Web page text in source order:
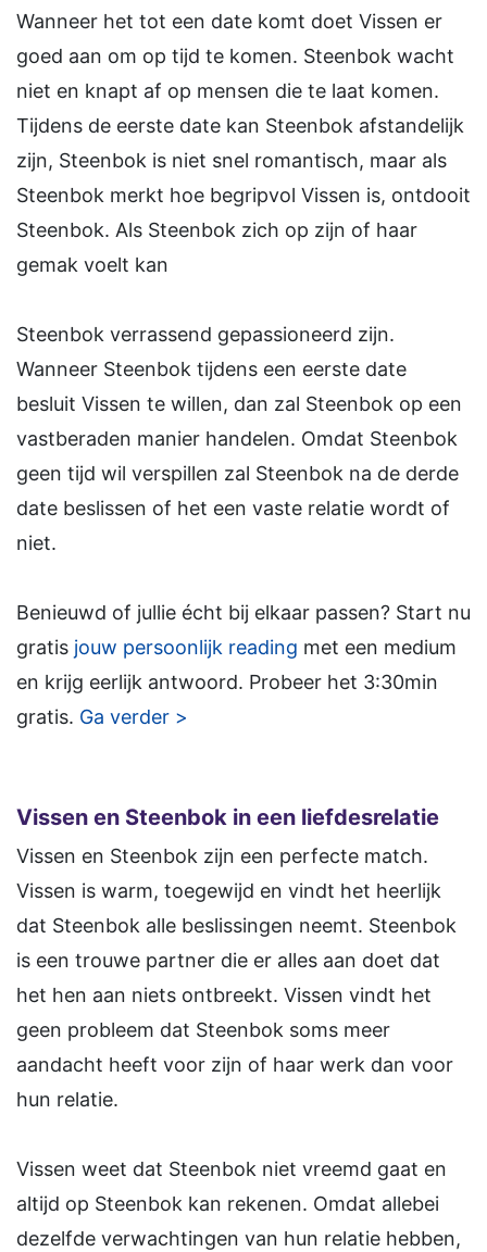
Wanneer het tot een date komt doet Vissen er
goed aan om op tijd te komen. Steenbok wacht
niet en knapt af op mensen die te laat komen.
Tijdens de eerste date kan Steenbok afstandelijk
zijn, Steenbok is niet snel romantisch, maar als
Steenbok merkt hoe begripvol Vissen is, ontdooit
Steenbok. Als Steenbok zich op zijn of haar
gemak voelt kan
Steenbok verrassend gepassioneerd zijn.
Wanneer Steenbok tijdens een eerste date
besluit Vissen te willen, dan zal Steenbok op een
vastberaden manier handelen. Omdat Steenbok
geen tijd wil verspillen zal Steenbok na de derde
date beslissen of het een vaste relatie wordt of
niet.
Benieuwd of jullie écht bij elkaar passen? Start nu
gratis jouw persoonlijk reading met een medium
en krijg eerlijk antwoord. Probeer het 3:30min
gratis. Ga verder >
Vissen en Steenbok in een liefdesrelatie
Vissen en Steenbok zijn een perfecte match.
Vissen is warm, toegewijd en vindt het heerlijk
dat Steenbok alle beslissingen neemt. Steenbok
is een trouwe partner die er alles aan doet dat
het hen aan niets ontbreekt. Vissen vindt het
geen probleem dat Steenbok soms meer
aandacht heeft voor zijn of haar werk dan voor
hun relatie.
Vissen weet dat Steenbok niet vreemd gaat en
altijd op Steenbok kan rekenen. Omdat allebei
dezelfde verwachtingen van hun relatie hebben,